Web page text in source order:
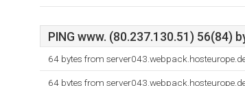
PING www. (80.237.130.51) 56(84)
64 bytes from
64 bytes from